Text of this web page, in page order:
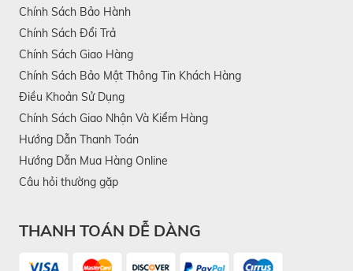
Chính Sách Bảo Hành
Chính Sách Đổi Trả
Chính Sách Giao Hàng
Chính Sách Bảo Mật Thông Tin Khách Hàng
Điều Khoản Sử Dụng
Chính Sách Giao Nhận Và Kiểm Hàng
Hướng Dẫn Thanh Toán
Hướng Dẫn Mua Hàng Online
Câu hỏi thường gặp
THANH TOÁN DỄ DÀNG